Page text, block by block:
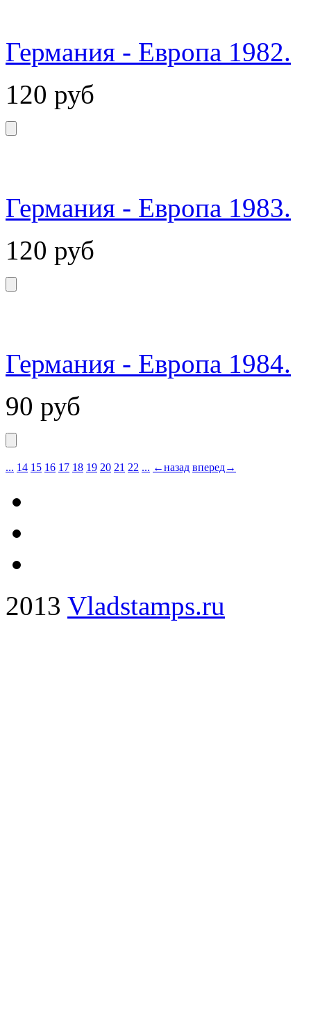
Германия - Европа 1982.
120 руб
Германия - Европа 1983.
120 руб
Германия - Европа 1984.
90 руб
... 14 15 16 17 18 19 20 21 22 ... ←назад вперед→
2013 Vladstamps.ru